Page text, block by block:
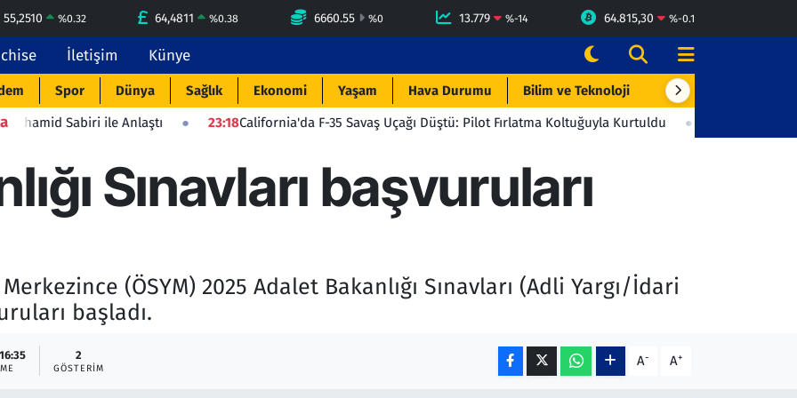
55,2510 %0.32 64,4811 %0.38 6660.55 %0 13.779 %-14 64.815,30 %-0.1
İletişim Künye
Spor Dünya Sağlık Ekonomi Yaşam Hava Durumu Bilim ve Teknoloji Çevre & Doğa
ile Anlaştı 23:18California'da F-35 Savaş Uçağı Düştü: Pilot Fırlatma Koltuğuyla Kurtuldu 23:06 Beşiktaş'tan
Sınavları başvuruları
(ÖSYM) 2025 Adalet Bakanlığı Sınavları (Adli Yargı/İdari
başladı.
2
GÖSTERIM A- A+